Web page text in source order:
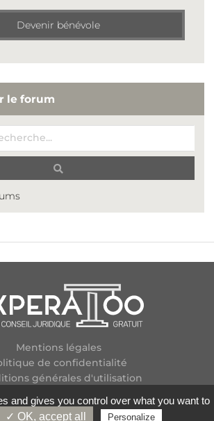
Devenir bénévole
le forum
Mentions légales
de confidentialité
générales d'utilisation
Contactez-nous
and gives you control over what you want to
✓ OK, accept all Personalize